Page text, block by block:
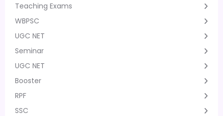
Teaching Exams
WBPSC
UGC NET
Seminar
UGC NET
Booster
RPF
SSC